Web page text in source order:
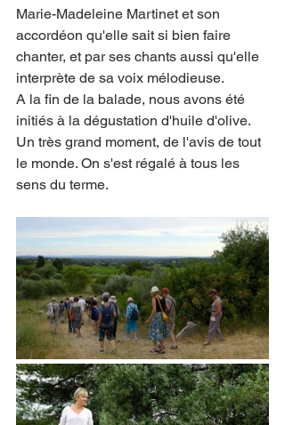
Marie-Madeleine Martinet et son
accordéon qu'elle sait si bien faire
chanter, et par ses chants aussi qu'elle
interprète de sa voix mélodieuse.
A la fin de la balade, nous avons été
initiés à la dégustation d'huile d'olive.
Un très grand moment, de l'avis de tout
le monde. On s'est régalé à tous les
sens du terme.